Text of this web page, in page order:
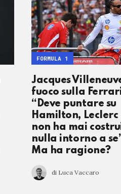
Jacques
fuoco sulla
“Deve puntare su
Hamilton, Leclerc
non ha mai
nulla intorno a
Ma ha ragione?
di Luca Vaccaro
FORMULA 1